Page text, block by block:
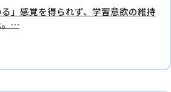
」感覚を得られず、学習意欲の維持
。…